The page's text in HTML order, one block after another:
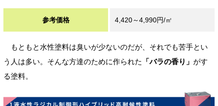
参考価格 4,420～4,990円/㎡
もともと水性塗料は臭いが少ないのだが、それでも苦手とい
う人は多い。そんな方達のために作られた
「バラの香り」 がす
る塗料。